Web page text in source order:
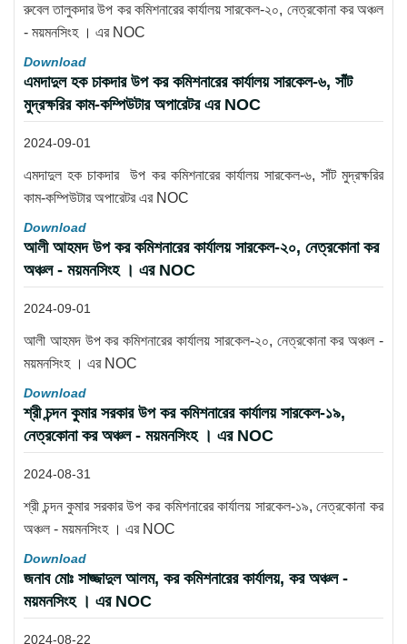
রুবেল তালুকদার উপ কর কমিশনারের কার্যালয় সারকেল-২০, নেত্রকোনা কর অঞ্চল
- ময়মনসিংহ । এর NOC
Download
এমদাদুল হক চাকদার উপ কর কমিশনারের কার্যালয় সারকেল-৬, সাঁট
মুদ্রক্ষরির কাম-কম্পিউটার অপারেটর এর NOC
2024-09-01
এমদাদুল হক চাকদার উপ কর কমিশনারের কার্যালয় সারকেল-৬, সাঁট মুদ্রক্ষরির
কাম-কম্পিউটার অপারেটর এর NOC
Download
আলী আহমদ উপ কর কমিশনারের কার্যালয় সারকেল-২০, নেত্রকোনা কর
অঞ্চল - ময়মনসিংহ । এর NOC
2024-09-01
আলী আহমদ উপ কর কমিশনারের কার্যালয় সারকেল-২০, নেত্রকোনা কর অঞ্চল -
ময়মনসিংহ । এর NOC
Download
শ্রী চন্দন কুমার সরকার উপ কর কমিশনারের কার্যালয় সারকেল-১৯,
নেত্রকোনা কর অঞ্চল - ময়মনসিংহ । এর NOC
2024-08-31
শ্রী চন্দন কুমার সরকার উপ কর কমিশনারের কার্যালয় সারকেল-১৯, নেত্রকোনা কর
অঞ্চল - ময়মনসিংহ । এর NOC
Download
জনাব মোঃ সাজ্জাদুল আলম, কর কমিশনারের কার্যালয়, কর অঞ্চল -
ময়মনসিংহ । এর NOC
2024-08-22